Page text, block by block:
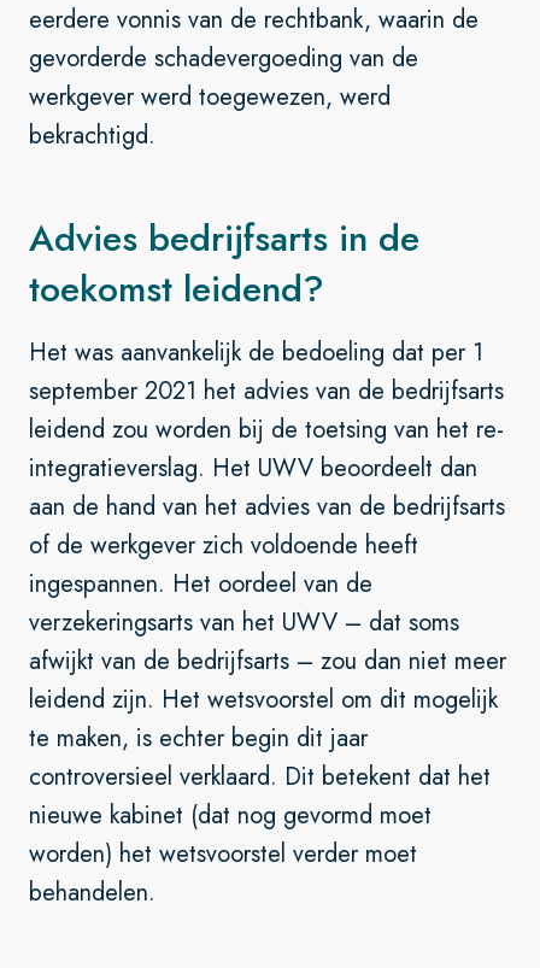
eerdere vonnis van de rechtbank, waarin de
gevorderde schadevergoeding van de
werkgever werd toegewezen, werd
bekrachtigd.
Advies bedrijfsarts in de
toekomst leidend?
Het was aanvankelijk de bedoeling dat per 1
september 2021 het advies van de bedrijfsarts
leidend zou worden bij de toetsing van het re-
integratieverslag. Het UWV beoordeelt dan
aan de hand van het advies van de bedrijfsarts
of de werkgever zich voldoende heeft
ingespannen. Het oordeel van de
verzekeringsarts van het UWV – dat soms
afwijkt van de bedrijfsarts – zou dan niet meer
leidend zijn. Het wetsvoorstel om dit mogelijk
te maken, is echter begin dit jaar
controversieel verklaard. Dit betekent dat het
nieuwe kabinet (dat nog gevormd moet
worden) het wetsvoorstel verder moet
behandelen.